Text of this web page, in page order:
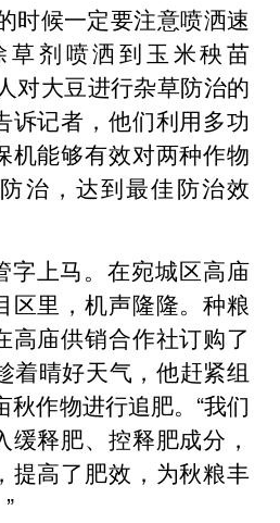
时候一定要注意喷洒速
草剂喷洒到玉米秧苗
对大豆进行杂草防治的
诉记者，他们利用多功
机能够有效对两种作物
治，达到最佳防治效
字上马。在宛城区高庙
区里，机声隆隆。种粮
高庙供销合作社订购了
着晴好天气，他赶紧组
作物进行追肥。“我们
释肥、控释肥成分，
提高了肥效，为秋粮丰